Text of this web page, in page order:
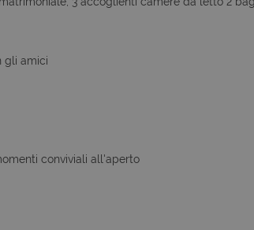
gli amici
conviviali all'aperto